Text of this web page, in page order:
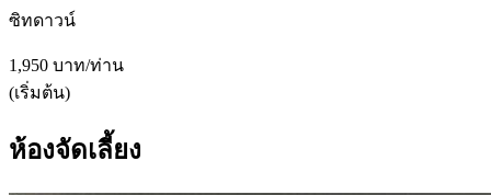
ซิทดาวน์
1,950 บาท/ท่าน
(เริ่มต้น)
ห้องจัดเลี้ยง